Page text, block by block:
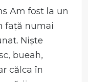
Am fost la un
față numai
Niște
bueah,
călca în